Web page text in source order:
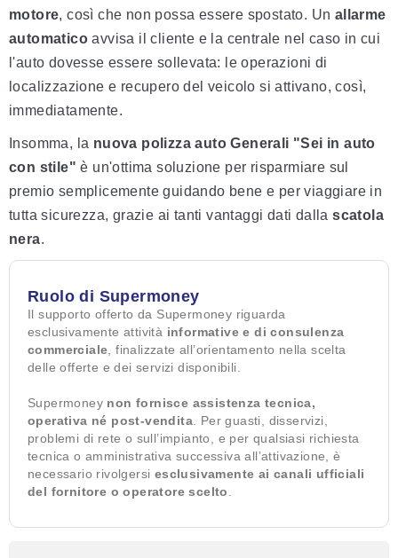
motore, così che non possa essere spostato. Un allarme
automatico avvisa il cliente e la centrale nel caso in cui
l'auto dovesse essere sollevata: le operazioni di
localizzazione e recupero del veicolo si attivano, così,
immediatamente.
Insomma, la nuova polizza auto Generali "Sei in auto
con stile" è un'ottima soluzione per risparmiare sul
premio semplicemente guidando bene e per viaggiare in
tutta sicurezza, grazie ai tanti vantaggi dati dallascatola
nera.
Ruolo di Supermoney
Il supporto offerto da Supermoney riguarda
esclusivamente attività informative e di consulenza
commerciale , finalizzate all’orientamento nella scelta
delle offerte e dei servizi disponibili.
Supermoney non fornisce assistenza tecnica,
operativa né post-vendita . Per guasti, disservizi,
problemi di rete o sull’impianto, e per qualsiasi richiesta
tecnica o amministrativa successiva all’attivazione, è
necessario rivolgersi esclusivamente ai canali ufficiali
del fornitore o operatore scelto